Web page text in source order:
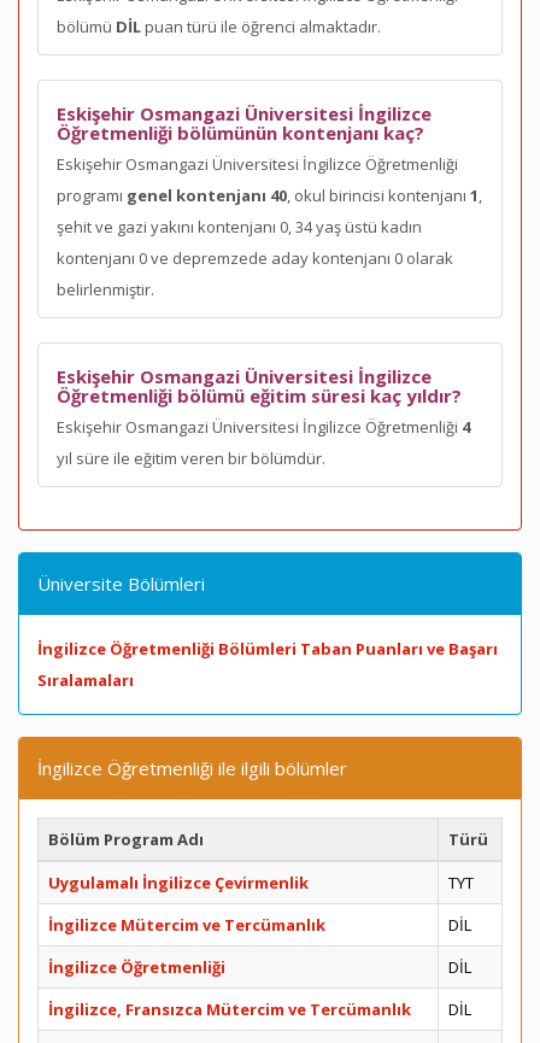
bölümü DİLpuan türü ile öğrenci almaktadır.
Eskişehir Osmangazi Üniversitesi İngilizce
Öğretmenliği bölümünün kontenjanı kaç?
Eskişehir Osmangazi Üniversitesi İngilizce Öğretmenliği
programı genel kontenjanı 40, okul birincisi kontenjanı 1,
şehit ve gazi yakını kontenjanı 0, 34 yaş üstü kadın
kontenjanı 0 ve depremzede aday kontenjanı 0 olarak
belirlenmiştir.
Eskişehir Osmangazi Üniversitesi İngilizce
Öğretmenliği bölümü eğitim süresi kaç yıldır?
Eskişehir Osmangazi Üniversitesi İngilizce Öğretmenliği 4
yıl süre ile eğitim veren bir bölümdür.
Üniversite Bölümleri
İngilizce Öğretmenliği Bölümleri Taban Puanları ve Başarı
Sıralamaları
İngilizce Öğretmenliği ile ilgili bölümler
Bölüm Program Adı
Türü
Uygulamalı İngilizce Çevirmenlik
TYT
İngilizce Mütercim ve Tercümanlık
DİL
İngilizce Öğretmenliği
DİL
İngilizce, Fransızca Mütercim ve Tercümanlık
DİL